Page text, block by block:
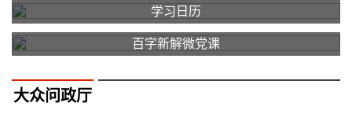
学习日历
百字新解微党课
大众问政厅